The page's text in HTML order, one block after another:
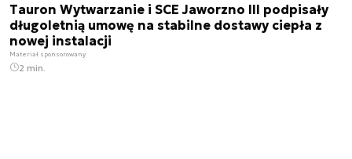
Tauron Wytwarzanie i SCE Jaworzno III podpisały
długoletnią umowę na stabilne dostawy ciepła z
nowej instalacji
Materiał sponsorowany
2 min.